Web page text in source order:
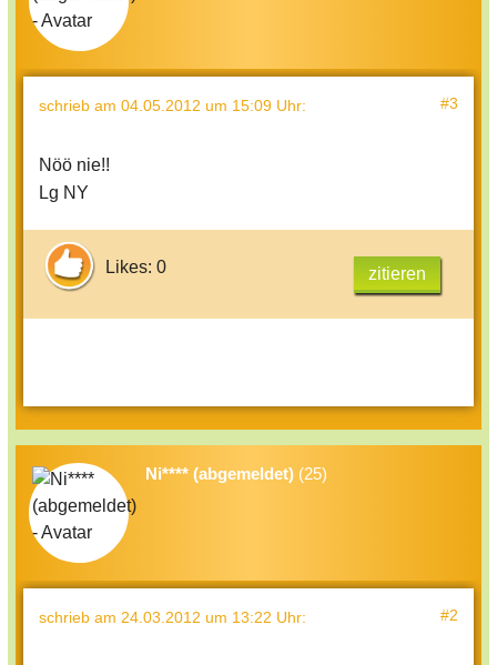
schrieb am 04.05.2012 um 15:09 Uhr: #3
Nöö nie!!
Lg NY
Likes: 0 zitieren
Ni**** (abgemeldet) (25)
schrieb am 24.03.2012 um 13:22 Uhr: #2